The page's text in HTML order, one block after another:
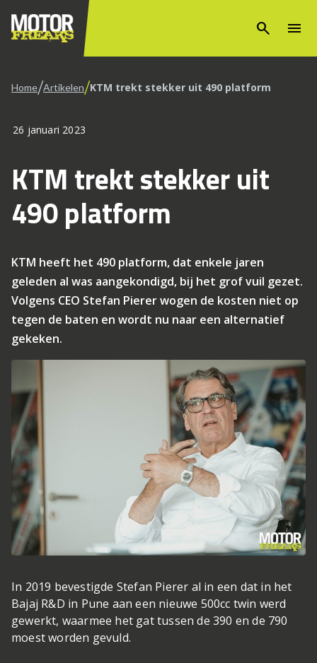
search menu
Home/Artikelen/KTM trekt stekker uit 490 platform
26 januari 2023
KTM trekt stekker uit
490 platform
KTM heeft het 490 platform, dat enkele jaren
geleden al was aangekondigd, bij het grof vuil gezet.
Volgens CEO Stefan Pierer wogen de kosten niet op
tegen de baten en wordt nu naar een alternatief
gekeken.
In 2019 bevestigde Stefan Pierer al in een dat in het
Bajaj R&D in Pune aan een nieuwe 500cc twin werd
gewerkt, waarmee het gat tussen de 390 en de 790
moest worden gevuld.